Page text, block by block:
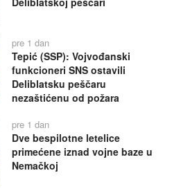
pre 1 dan
Tepić (SSP): Vojvođanski
funkcioneri SNS ostavili
Deliblatsku peščaru
nezaštićenu od požara
pre 1 dan
Dve bespilotne letelice
primećene iznad vojne baze u
Nemačkoj